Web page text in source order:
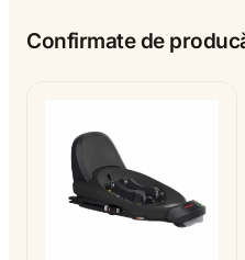
Confirmate de